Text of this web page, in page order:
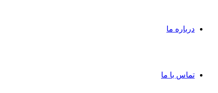
درباره ما
تماس با ما